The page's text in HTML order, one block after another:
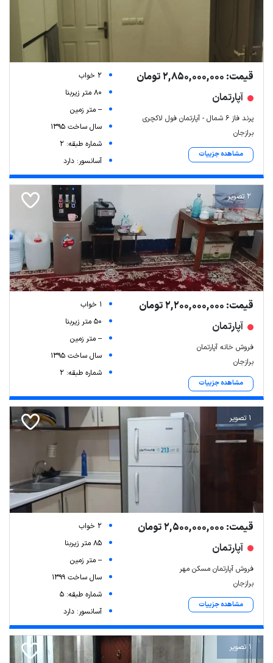
قیمت: 2,850,000,000 تومان
آپارتمان
پرند فاز ۶ شمال - آپارتمان فول لاکچری
برازجان
مشاهده جزییات
2 خواب
80 متر زیربنا
-- متر زمین
سال ساخت 1395
شماره طبقه: 2
آسانسور: دارد
2 تصویر
قیمت: 2,200,000,000 تومان
آپارتمان
فروش خانه آپارتمان
برازجان
مشاهده جزییات
1 خواب
50 متر زیربنا
-- متر زمین
سال ساخت 1395
شماره طبقه: 2
1 تصویر
قیمت: 2,500,000,000 تومان
آپارتمان
فروش آپارتمان مسکن مهر
برازجان
مشاهده جزییات
2 خواب
85 متر زیربنا
-- متر زمین
سال ساخت 1399
شماره طبقه: 5
آسانسور: دارد
1 تصویر